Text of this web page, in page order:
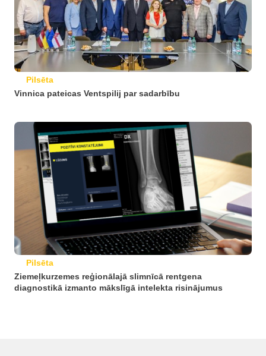
Pilsēta
Vinnica pateicas Ventspilij par sadarbību
Pilsēta
Ziemeļkurzemes reģionālajā slimnīcā rentgena
diagnostikā izmanto mākslīgā intelekta risinājumus